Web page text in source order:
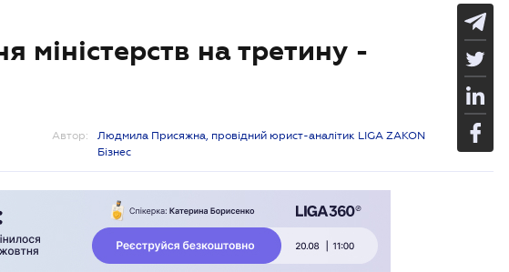
міністерств на третину -
Автор:
Людмила Присяжна, провідний юрист-аналітик LIGA ZAKON
Бізнес